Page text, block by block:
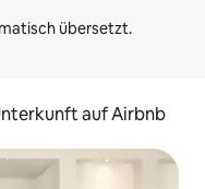
auf Airbnb